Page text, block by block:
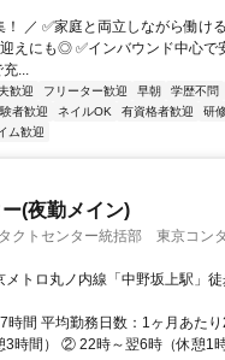
／ ✅家庭と両立しながら働け
えにも◎ ✅インバウンド中心で
充...
歓迎 フリーター歓迎 早朝 学歴不問
者歓迎 ネイルOK 有資格者歓迎 研
ム歓迎
(夜勤メイン)
クトセンター統括部 東京コン
トロ丸ノ内線「中野坂上駅」
間 平均勤務日数：1ヶ月あたり
時間） ② 22時～翌6時（休憩1